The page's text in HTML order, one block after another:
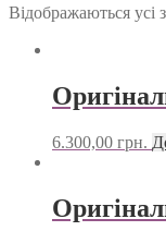
Відображаються усі з
6.300,00 грн.